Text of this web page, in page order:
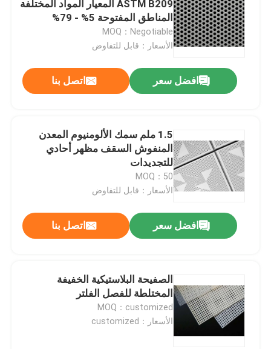
حصيرة السحب
ASTM B209 المعيار المواد المختلفة
المناطق المفتوحة 5% - 79%
MOQ：Negotiable
الأسعار：قابل للتفاوض
افضل سعر اتصل بنا
1.5 ملم سمك الألومنيوم المعدن
المنفوش السقف مظهر أحادي
للتجديدات
MOQ：50
الأسعار：قابل للتفاوض
افضل سعر اتصل بنا
الصفيحة البلاستيكية الخفيفة
المختلطة للفصل الفلتر
MOQ：customized
الأسعار：customized